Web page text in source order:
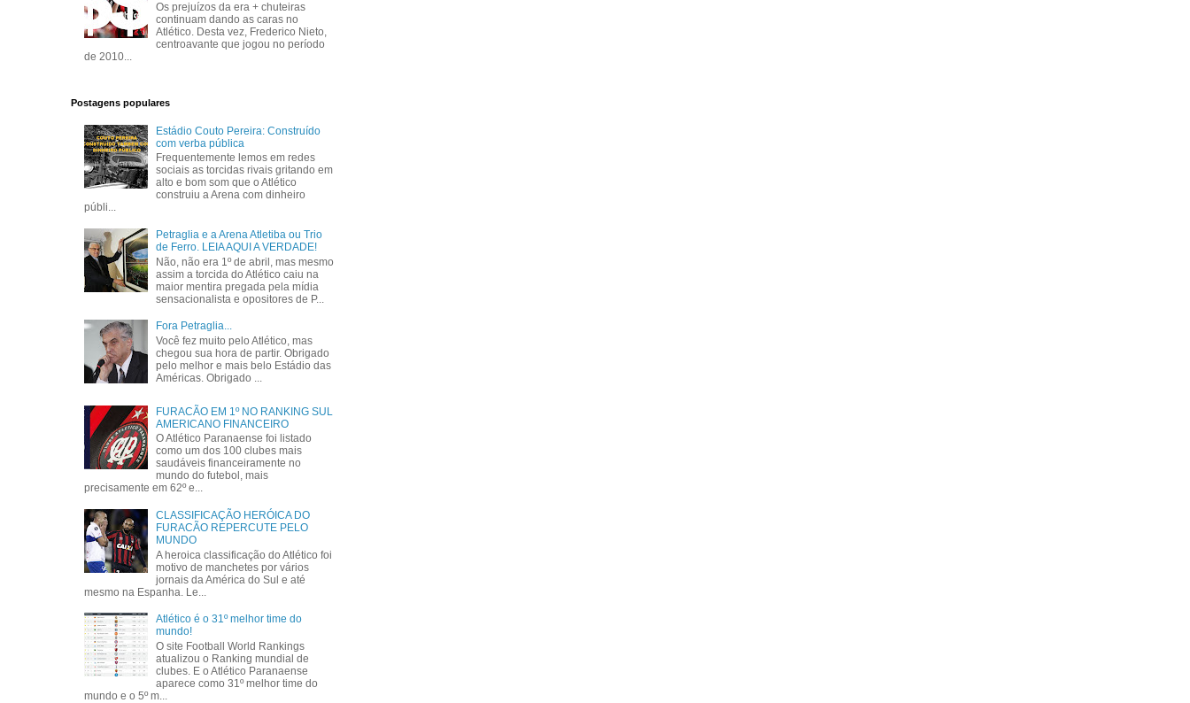
Os prejuízos da era + chuteiras
continuam dando as caras no
Atlético. Desta vez, Frederico Nieto,
centroavante que jogou no período
de 2010...
Postagens populares
Estádio Couto Pereira: Construído
com verba pública
Frequentemente lemos em redes
sociais as torcidas rivais gritando em
alto e bom som que o Atlético
construiu a Arena com dinheiro
públi...
Petraglia e a Arena Atletiba ou Trio
de Ferro. LEIA AQUI A VERDADE!
Não, não era 1º de abril, mas mesmo
assim a torcida do Atlético caiu na
maior mentira pregada pela mídia
sensacionalista e opositores de P...
Fora Petraglia...
Você fez muito pelo Atlético, mas
chegou sua hora de partir. Obrigado
pelo melhor e mais belo Estádio das
Américas. Obrigado ...
FURACÃO EM 1º NO RANKING SUL
AMERICANO FINANCEIRO
O Atlético Paranaense foi listado
como um dos 100 clubes mais
saudáveis financeiramente no
mundo do futebol, mais
precisamente em 62º e...
CLASSIFICAÇÃO HERÓICA DO
FURACÃO REPERCUTE PELO
MUNDO
A heroica classificação do Atlético foi
motivo de manchetes por vários
jornais da América do Sul e até
mesmo na Espanha. Le...
Atlético é o 31º melhor time do
mundo!
O site Football World Rankings
atualizou o Ranking mundial de
clubes. E o Atlético Paranaense
aparece como 31º melhor time do
mundo e o 5º m...